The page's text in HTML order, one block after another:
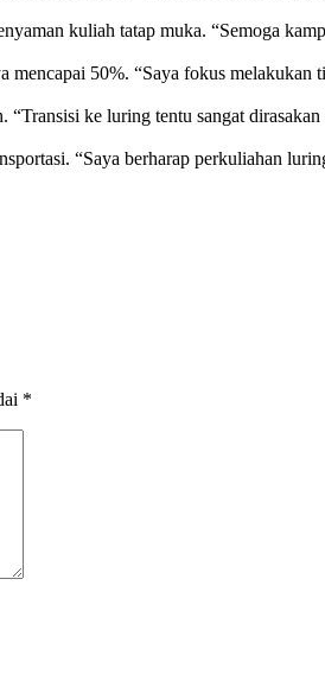
kuliah tatap muka. “Semoga
50%. “Saya fokus
ke luring tentu sangat
“Saya berharap perkuliahan
*